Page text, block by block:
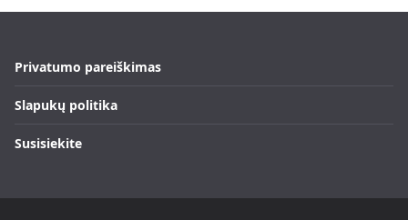
Privatumo pareiškimas
Slapukų politika
Susisiekite